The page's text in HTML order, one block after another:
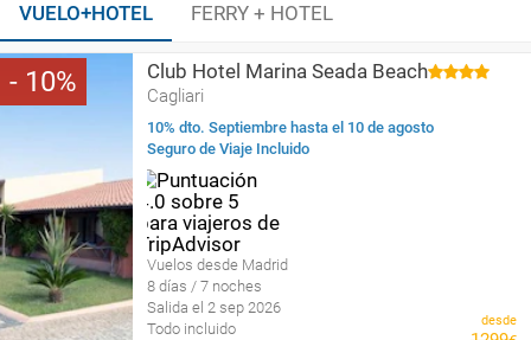
VUELO+HOTEL FERRY + HOTEL
10 Club Hotel Marina Seada Beach
Cagliari
10% dto. Septiembre hasta el 10 de agosto
Seguro de Viaje Incluido
Vuelos desde Madrid
8 días / 7 noches
Salida el 2 sep 2026
Todo incluido
desde